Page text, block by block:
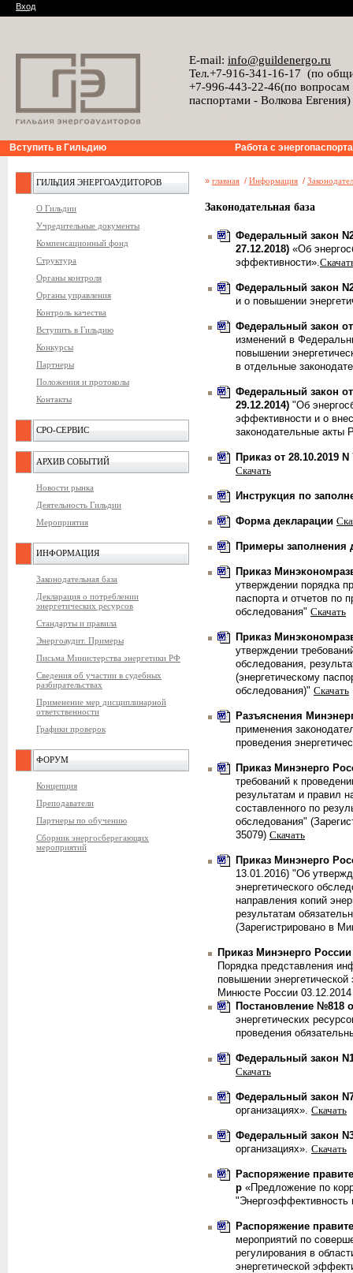
Вход
E-mail: info@guildenergo.ru
Тел.+7-916-341-16-17 (по
+7-996-443-22-46(по
паспортами - Волкова Евгения)
Вступить в Гильдию Работа с
ГИЛЬДИЯ ЭНЕРГОАУДИТОРОВ
О Гильдии
Учредительные документы
Компенсационный фонд
Структура
Органы контроля
Органы управления
Контроль качества
Вступить в Гильдию
Конкурсы
Партнеры
Положения и протоколы
Контакты
СРО-СЕРВИС
АРХИВ СОБЫТИЙ
Новости рынка
Деятельность Гильдии
Мероприятия
ИНФОРМАЦИЯ
Законодательная база
Декларация о потреблении
энергетических ресурсов
Стандарты и правила
Энергоаудит. Примеры
Письма Министерства энергетики РФ
Сведения об участии в судебных
разбирательствах
Применение мер дисциплинарной
ответственности
Графики проверок
ФОРУМ
Концепция
Преподаватели
Партнеры по обучению
Сборник энергосберегающих
мероприятий
» главная / Информация /
Законодательная база
Федеральный закон
27.12.2018) «Об
эффективности».
Федеральный закон
и о повышении
Федеральный закон
изменений в
повышении
в отдельные
Федеральный закон
29.12.2014) "Об
эффективности и о
законодательные акты
Приказ от 28.10.2019 N
Скачать
Инструкция по
Форма декларации
Примеры заполнения
Приказ
утверждении порядка
паспорта и отчетов по
обследования" Скачать
Приказ
утверждении
обследования,
(энергетическому
обследования)" Скачать
Разъяснения
применения
проведения
Приказ Минэнерго
требований к
результатам и правил
составленного по
обследования"
35079) Скачать
Приказ Минэнерго
13.01.2016) "Об
энергетического
направления копий
результатам
(Зарегистрировано в
Приказ Минэнерго
Порядка представления
повышении
Минюсте России
Постановление №818
энергетических
проведения
Федеральный закон
Скачать
Федеральный закон
организациях». Скачать
Федеральный закон
организациях». Скачать
Распоряжение
р «Предложение по
"Энергоэффективность
Распоряжение
мероприятий по
регулирования в
энергетической